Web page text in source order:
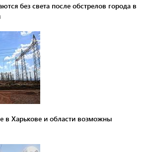
без света после обстрелов города в
в Харькове и области возможны